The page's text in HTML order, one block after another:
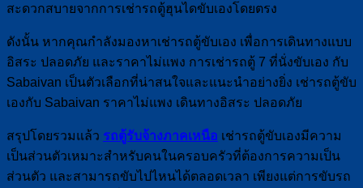
สะดวกสบายจากการเช่ารถตู้ฮุนไดขับเองโดยตรง
ดังนั้น หากคุณกำลังมองหาเช่ารถตู้ขับเอง เพื่อการเดินทางแบบ
อิสระ ปลอดภัย และราคาไม่แพง การเช่ารถตู้ 7 ที่นั่งขับเอง กับ
Sabaivan เป็นตัวเลือกที่น่าสนใจและแนะนำอย่างยิ่ง เช่ารถตู้ขับ
เองกับ Sabaivan ราคาไม่แพง เดินทางอิสระ ปลอดภัย
สรุปโดยรวมแล้ว รถตู้รับจ้างภาคเหนือ เช่ารถตู้ขับเองมีความ
เป็นส่วนตัวเหมาะสำหรับคนในครอบครัวที่ต้องการความเป็น
ส่วนตัว และสามารถขับไปไหนได้ตลอดเวลา เพียงแต่การขับรถ